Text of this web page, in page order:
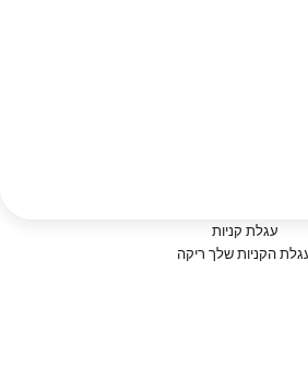
עגלת קניות
הקניות שלך ריקה